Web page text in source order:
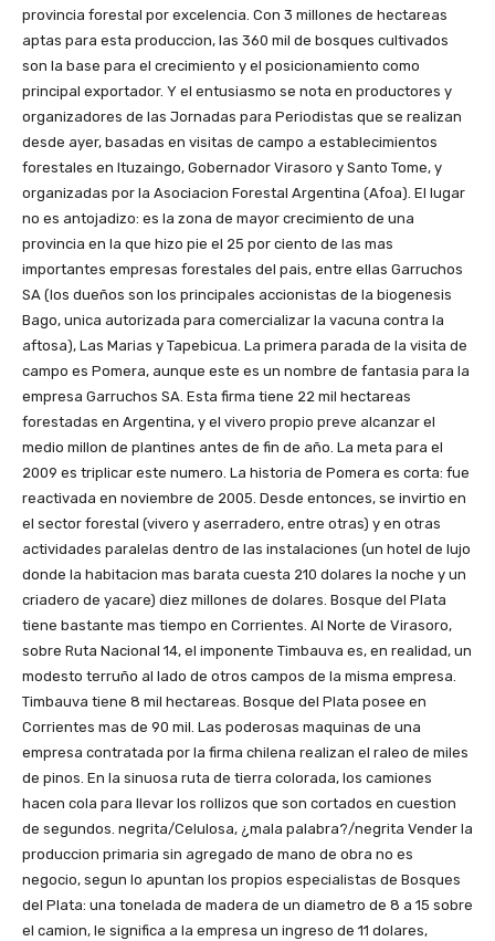
provincia forestal por excelencia. Con 3 millones de hectareas
aptas para esta produccion, las 360 mil de bosques cultivados
son la base para el crecimiento y el posicionamiento como
principal exportador. Y el entusiasmo se nota en productores y
organizadores de las Jornadas para Periodistas que se realizan
desde ayer, basadas en visitas de campo a establecimientos
forestales en Ituzaingo, Gobernador Virasoro y Santo Tome, y
organizadas por la Asociacion Forestal Argentina (Afoa). El lugar
no es antojadizo: es la zona de mayor crecimiento de una
provincia en la que hizo pie el 25 por ciento de las mas
importantes empresas forestales del pais, entre ellas Garruchos
SA (los dueños son los principales accionistas de la biogenesis
Bago, unica autorizada para comercializar la vacuna contra la
aftosa), Las Marias y Tapebicua. La primera parada de la visita de
campo es Pomera, aunque este es un nombre de fantasia para la
empresa Garruchos SA. Esta firma tiene 22 mil hectareas
forestadas en Argentina, y el vivero propio preve alcanzar el
medio millon de plantines antes de fin de año. La meta para el
2009 es triplicar este numero. La historia de Pomera es corta: fue
reactivada en noviembre de 2005. Desde entonces, se invirtio en
el sector forestal (vivero y aserradero, entre otras) y en otras
actividades paralelas dentro de las instalaciones (un hotel de lujo
donde la habitacion mas barata cuesta 210 dolares la noche y un
criadero de yacare) diez millones de dolares. Bosque del Plata
tiene bastante mas tiempo en Corrientes. Al Norte de Virasoro,
sobre Ruta Nacional 14, el imponente Timbauva es, en realidad, un
modesto terruño al lado de otros campos de la misma empresa.
Timbauva tiene 8 mil hectareas. Bosque del Plata posee en
Corrientes mas de 90 mil. Las poderosas maquinas de una
empresa contratada por la firma chilena realizan el raleo de miles
de pinos. En la sinuosa ruta de tierra colorada, los camiones
hacen cola para llevar los rollizos que son cortados en cuestion
de segundos. negrita/Celulosa, ¿mala palabra?/negrita Vender la
produccion primaria sin agregado de mano de obra no es
negocio, segun lo apuntan los propios especialistas de Bosques
del Plata: una tonelada de madera de un diametro de 8 a 15 sobre
el camion, le significa a la empresa un ingreso de 11 dolares,